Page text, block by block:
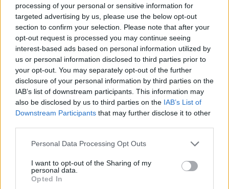
processing of your personal or sensitive information for
targeted advertising by us, please use the below opt-out
section to confirm your selection. Please note that after your
opt-out request is processed you may continue seeing
interest-based ads based on personal information utilized by
us or personal information disclosed to third parties prior to
your opt-out. You may separately opt-out of the further
disclosure of your personal information by third parties on the
IAB’s list of downstream participants. This information may
also be disclosed by us to third parties on the IAB’s List of
Downstream Participants that may further disclose it to other
Please note that this website/app uses one or more Google
not limited to your visit or usage behaviour. You may click to
grant or deny consent to Google and its third-party tags to
use your data for below specified purposes in below Google
Personal Data Processing Opt Outs
I want to opt-out of the Sharing of my
personal data.
Opted In
Υπενθυμίζεται πως παράταση έδωσαν στιςεκπτώσεις
παρέχουν για την αγορά τουπετρελαίου θέρμανσης
διυλιστήρια, ενώ και η επιδότηση στην αντλία για το
πετρέλαιο θέρμανσηςκατά 25 λεπτά / λίτρο από τον
κρατικό προϋπολογισμό θα συνεχιστεί έως τις 31/12 με
ενδεχόμενη παράταση, ανάλογα με τα νέα δεδομένα.
Κάνε κλικ και δες περισσότεροemakedonia.grστην
αναζήτηση τηςGoogle